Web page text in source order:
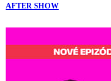
AFTER SHOW